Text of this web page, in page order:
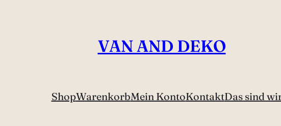
VAN AND DEKO
ShopWarenkorbMein KontoKontaktDas sind